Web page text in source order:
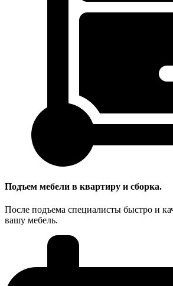
Подъем мебели в квартиру и сборка.
После подъема специалисты быстро и
вашу мебель.